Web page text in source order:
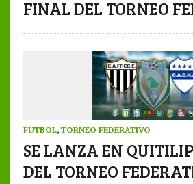
FINAL DEL TORNEO
FUTBOL, TORNEO FEDERATIVO
SE LANZA EN
DEL TORNEO